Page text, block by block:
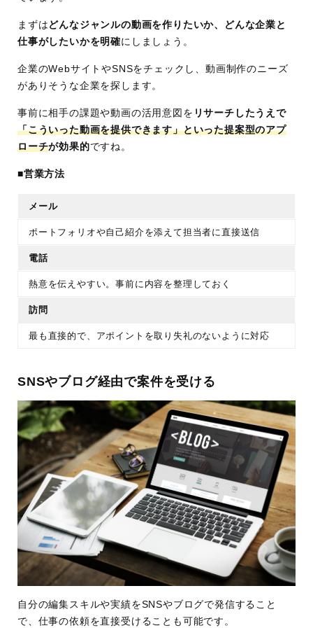
まずは どんなジャンルの動画を作りたいか、どんな企業と
仕事がしたいかを明確にしましょう。
企業のWebサイトやSNSをチェックし、動画制作のニーズ
がありそうな企業を探します。
事前に相手の課題や動画の活用意図を リサーチしたうえで
「こういった動画を提供できます」といった提案型のアプ
ローチが効果的ですね。
■営業方法
メール
ポートフォリオや自己紹介を添えて担当者に直接送信
電話
熱意を伝えやすい。事前に内容を整理しておく
訪問
最も直接的で、アポイントを取り失礼のないように対応
SNSやブログ経由で案件を受ける
自分の編集スキルや実績をSNSやブログで発信すること
で、仕事の依頼を直接受けることも可能です。